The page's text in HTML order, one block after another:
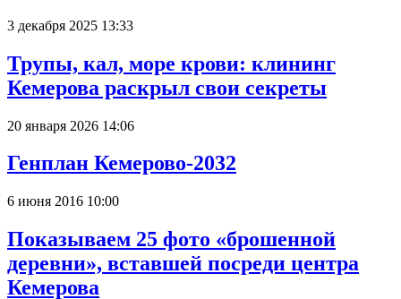
3 декабря 2025 13:33
Трупы, кал, море крови: клининг
Кемерова раскрыл свои секреты
20 января 2026 14:06
Генплан Кемерово-2032
6 июня 2016 10:00
Показываем 25 фото «брошенной
деревни», вставшей посреди центра
Кемерова